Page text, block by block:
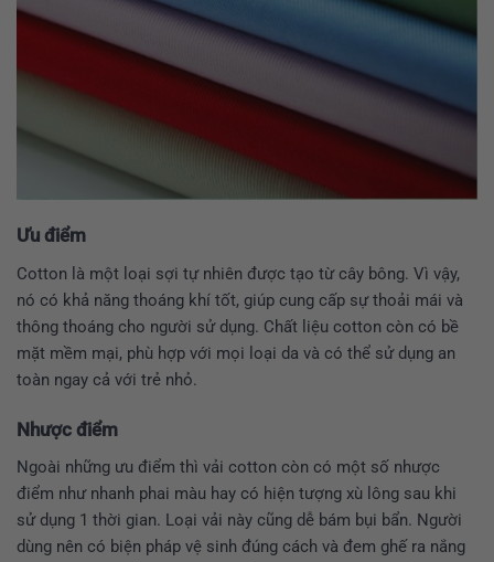
Ưu điểm
Cotton là một loại sợi tự nhiên được tạo từ cây bông. Vì vậy,
nó có khả năng thoáng khí tốt, giúp cung cấp sự thoải mái và
thông thoáng cho người sử dụng. Chất liệu cotton còn có bề
mặt mềm mại, phù hợp với mọi loại da và có thể sử dụng an
toàn ngay cả với trẻ nhỏ.
Nhược điểm
Ngoài những ưu điểm thì vải cotton còn có một số nhược
điểm như nhanh phai màu hay có hiện tượng xù lông sau khi
sử dụng 1 thời gian. Loại vải này cũng dễ bám bụi bẩn. Người
dùng nên có biện pháp vệ sinh đúng cách và đem ghế ra nắng